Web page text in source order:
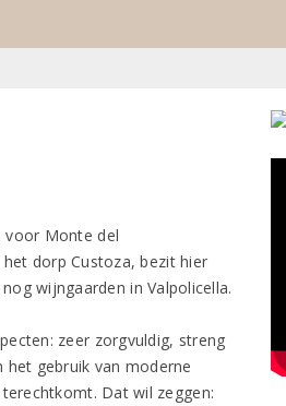
voor Monte del
dorp Custoza, bezit hier
wijngaarden in Valpolicella.
zeer zorgvuldig, streng
gebruik van moderne
Dat wil zeggen: